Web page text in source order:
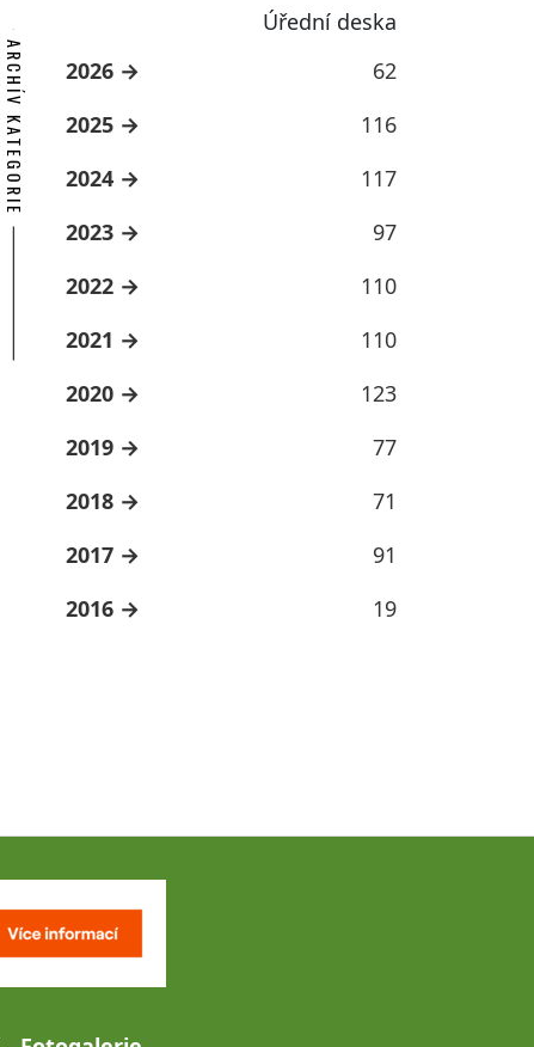
Úřední deska
ARCHÍV KATEGORIE 2026
62
2025
116
2024
117
2023
97
2022
110
2021
110
2020
123
2019
77
2018
71
2017
91
2016
19